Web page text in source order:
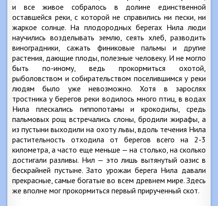
и все живое собралось в долине единственной
оставшейся реки, с которой не справились ни пески, ни
жаркое солнце. На плодородных берегах Нила люди
научились возделывать землю, сеять хлеб, разводить
виноградники, сажать финиковые пальмы и другие
растения, дающие плоды, полезные человеку. И не могло
быть по-иному, ведь прокормиться охотой,
рыболовством и собирательством поселившимся у реки
людям было уже невозможно. Хотя в зарослях
тростника у берегов реки водилось много птиц, в водах
Нила плескались гиппопотамы и крокодилы, средь
пальмовых рощ встречались слоны, бродили жирафы, а
из пустыни выходили на охоту львы, вдоль течения Нила
растительность отходила от берегов всего на 2-3
километра, а часто еще меньше — на столько, на сколько
достигали разливы. Нил — это лишь вытянутый оазис в
бескрайней пустыне. Зато урожаи берега Нила давали
прекрасные, самые богатые во всем древнем мире. Здесь
же вполне мог прокормиться первый прирученный скот.